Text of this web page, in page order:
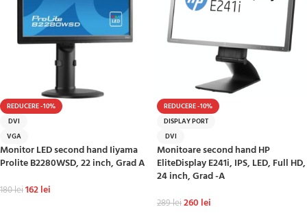
REDUCERE -10%
DVI
VGA
Monitor LED second hand Iiyama
Prolite B2280WSD, 22 inch, Grad A
180lei162lei
REDUCERE -10%
DISPLAY PORT
DVI
Monitoare second hand HP
EliteDisplay E241i, IPS, LED, Full HD,
24 inch, Grad -A
289lei260 lei